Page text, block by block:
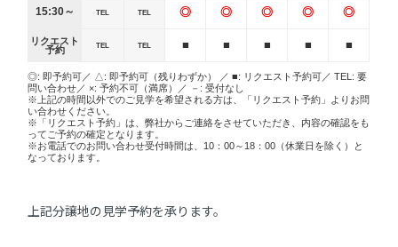
15:30～ TEL TEL ◎ ◎ ◎ ◎ ◎
リクエスト
予約
TEL TEL ■ ■ ■ ■ ■
◎: 即予約可／ △: 即予約可（残りわずか） ／ ■: リクエスト予約可／ TEL: 要
問い合わせ／ ×: 予約不可（満席）／ －: 受付なし
※上記の時間以外でのご見学を希望される方は、「リクエスト予約」よりお問
い合わせください。
※「リクエスト予約」は、弊社からご連絡をさせていただき、内容の確認をも
ってご予約の確定となります。
※お電話でのお問い合わせ受付時間は、10：00～18：00（休業日を除く）と
なっております。
上記分譲地の見学予約を承ります。